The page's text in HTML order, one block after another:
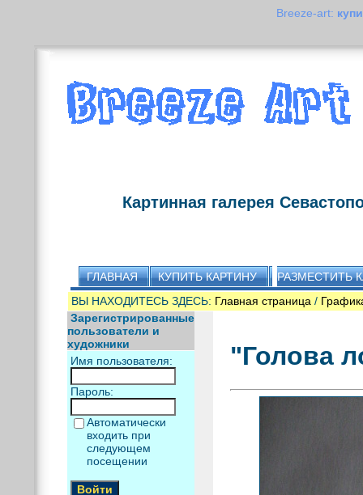
Breeze-art:
Картинная галерея
ГЛАВНАЯ КУПИТЬ КАРТИНУ
РАЗМЕСТИТЬ
ВЫ НАХОДИТЕСЬ ЗДЕСЬ: Главная страница /
Зарегистрированные
пользователи и
художники
Имя пользователя:
Пароль:
Автоматически
входить при
следующем
посещении
"Голова